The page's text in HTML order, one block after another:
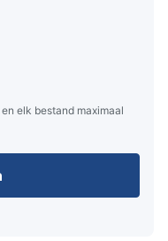
elk bestand maximaal